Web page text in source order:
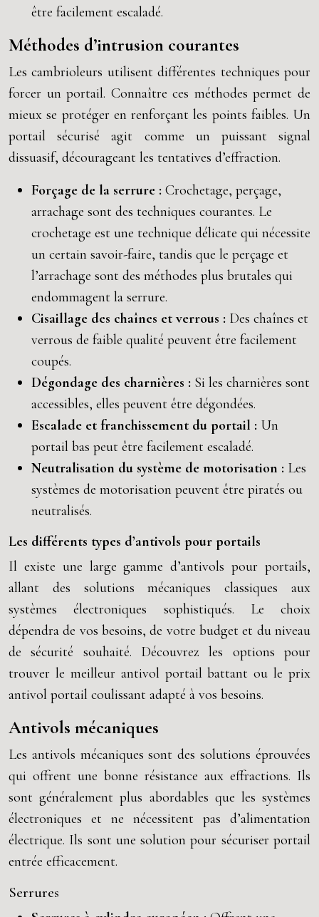
être facilement escaladé.
Méthodes d’intrusion courantes
Les cambrioleurs utilisent différentes techniques pour
forcer un portail. Connaître ces méthodes permet de
mieux se protéger en renforçant les points faibles. Un
portail sécurisé agit comme un puissant signal
dissuasif, décourageant les tentatives d’effraction.
Forçage de la serrure : Crochetage, perçage,
arrachage sont des techniques courantes. Le
crochetage est une technique délicate qui nécessite
un certain savoir-faire, tandis que le perçage et
l’arrachage sont des méthodes plus brutales qui
endommagent la serrure.
Cisaillage des chaînes et verrous : Des chaînes et
verrous de faible qualité peuvent être facilement
coupés.
Dégondage des charnières : Si les charnières sont
accessibles, elles peuvent être dégondées.
Escalade et franchissement du portail : Un
portail bas peut être facilement escaladé.
Neutralisation du système de motorisation : Les
systèmes de motorisation peuvent être piratés ou
neutralisés.
Les différents types d’antivols pour portails
Il existe une large gamme d’antivols pour portails,
allant des solutions mécaniques classiques aux
systèmes électroniques sophistiqués. Le choix
dépendra de vos besoins, de votre budget et du niveau
de sécurité souhaité. Découvrez les options pour
trouver le meilleur antivol portail battant ou le prix
antivol portail coulissant adapté à vos besoins.
Antivols mécaniques
Les antivols mécaniques sont des solutions éprouvées
qui offrent une bonne résistance aux effractions. Ils
sont généralement plus abordables que les systèmes
électroniques et ne nécessitent pas d’alimentation
électrique. Ils sont une solution pour sécuriser portail
entrée efficacement.
Serrures